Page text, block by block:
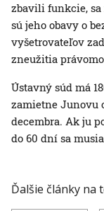
zbavili funkcie, sa
sú jeho obavy o
vyšetrovateľov
zneužitia
Ústavný súd má
zamietne Junovu
decembra. Ak ju
do 60 dní sa
Ďalšie články na